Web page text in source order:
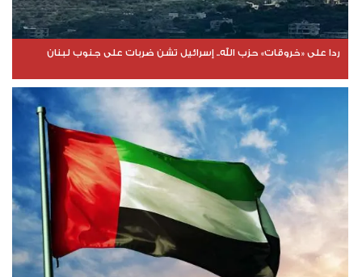
ردا على «خروقات» حزب الله.. إسرائيل تشن ضربات على جنوب لبنان